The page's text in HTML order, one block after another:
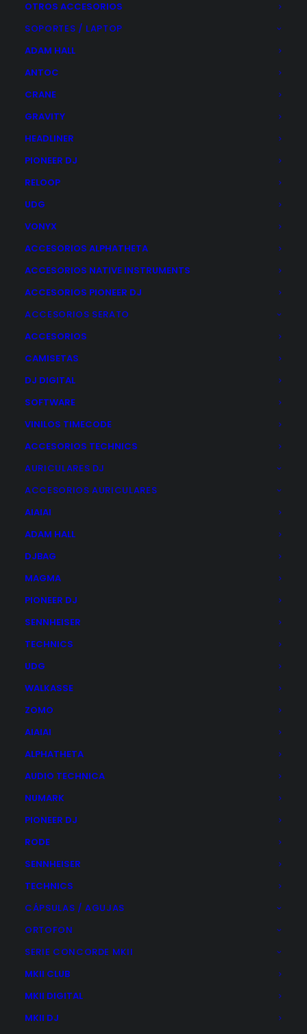
OTROS ACCESORIOS
SOPORTES / LAPTOP
ADAM HALL
ANTOC
CRANE
GRAVITY
HEADLINER
PIONEER DJ
RELOOP
UDG
VONYX
ACCESORIOS ALPHATHETA
ACCESORIOS NATIVE INSTRUMENTS
ACCESORIOS PIONEER DJ
ACCESORIOS SERATO
ACCESORIOS
CAMISETAS
DJ DIGITAL
SOFTWARE
VINILOS TIMECODE
ACCESORIOS TECHNICS
AURICULARES DJ
ACCESORIOS AURICULARES
AIAIAI
ADAM HALL
DJBAG
MAGMA
PIONEER DJ
SENNHEISER
TECHNICS
UDG
WALKASSE
ZOMO
AIAIAI
ALPHATHETA
AUDIO TECHNICA
NUMARK
PIONEER DJ
RODE
SENNHEISER
TECHNICS
CÁPSULAS / AGUJAS
ORTOFON
SERIE CONCORDE MKII
MKII CLUB
MKII DIGITAL
MKII DJ
Motu
RELOOP
Microfonía
Ofertas / Recomendados
Filtrar
ARTURIA AUDIOFUSE X8 IN
339,00
original
era:
339,00€.
AÑADIR AL CARRITO